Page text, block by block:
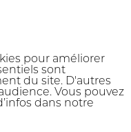
pour améliorer
sont
du site. D'autres
Vous pouvez
dans notre